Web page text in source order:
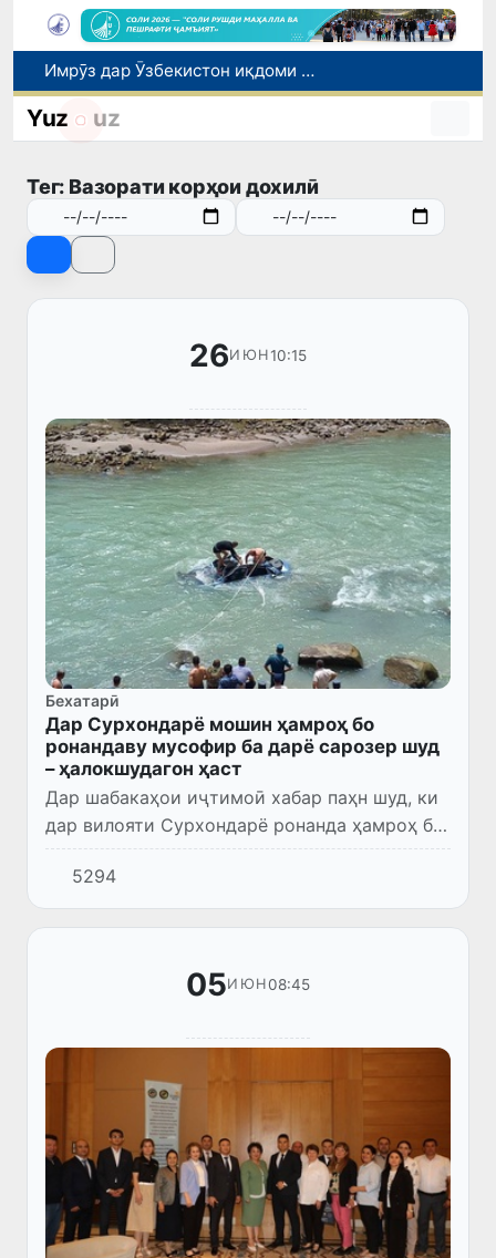
Имрӯз дар Ӯзбекистон иқдоми навбатии «Рӯзи бидуни мошин» баргузор мешавад
Дар Сенат бо намояндаи Департаменти давлатии ИМА мулоқот баргузор шуд
Дар Қашқадарё анҷумани байналмилалии экологӣ бо иштироки ҷавонон аз нӯҳ кишвар баргузор мешавад
Тошканд аз рӯи ҳаҷми хидматрасониҳои бозорӣ пешсаф аст: ба пойтахт 41,3 фоиз рост меояд
Yuz uz
Тег: Вазорати корҳои дохилӣ
26ИЮН10:15
Бехатарӣ
Дар Сурхондарё мошин ҳамроҳ бо
ронандаву мусофир ба дарё сарозер шуд
– ҳалокшудагон ҳаст
Дар шабакаҳои иҷтимоӣ хабар паҳн шуд, ки
дар вилояти Сурхондарё ронанда ҳамроҳ бо
мошин ба обанбор афтода, ҳалок шудааст.
Раёсати корҳои дохилии вилоят ин ҳодисаро
шарҳ дод.
5294
05ИЮН08:45